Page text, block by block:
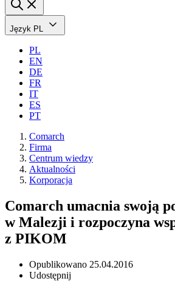
Język PL
PL
EN
DE
FR
IT
ES
PT
Comarch
Firma
Centrum wiedzy
Aktualności
Korporacja
Comarch umacnia swoją
w Malezji i rozpoczyna
z PIKOM
Opublikowano 25.04.2016
Udostępnij